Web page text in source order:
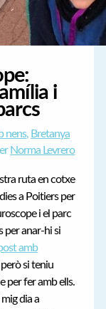
i
nens, Bretanya
Norma Levrero
ruta en cotxe
a Poitiers per
i el parc
per anar-hi si
amb
però si teniu
per fer amb ells.
dia a